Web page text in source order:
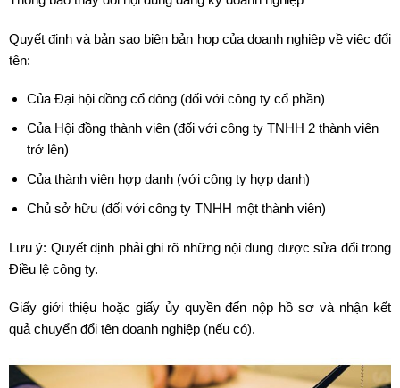
Quyết định và bản sao biên bản họp của doanh nghiệp về việc đổi
tên:
Của Đại hội đồng cổ đông (đối với công ty cổ phần)
Của Hội đồng thành viên (đối với công ty TNHH 2 thành viên
trở lên)
Của thành viên hợp danh (với công ty hợp danh)
Chủ sở hữu (đối với công ty TNHH một thành viên)
Lưu ý: Quyết định phải ghi rõ những nội dung được sửa đổi trong
Điều lệ công ty.
Giấy giới thiệu hoặc giấy ủy quyền đến nộp hồ sơ và nhận kết
quả chuyển đổi tên doanh nghiệp (nếu có).